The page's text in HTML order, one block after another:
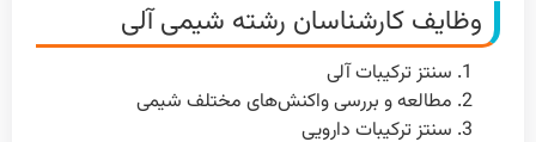
وظایف کارشناسان رشته شیمی آلی
سنتز ترکیبات آلی
مطالعه و بررسی واکنش‌های مختلف شیمی
سنتز ترکیبات دارویی